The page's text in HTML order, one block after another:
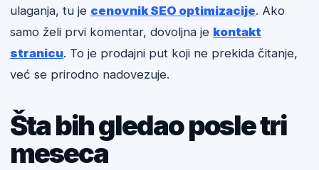
ulaganja, tu je cenovnik SEO optimizacije. Ako
samo želi prvi komentar, dovoljna je kontakt
stranicu. To je prodajni put koji ne prekida čitanje,
već se prirodno nadovezuje.
Šta bih gledao posle tri
meseca